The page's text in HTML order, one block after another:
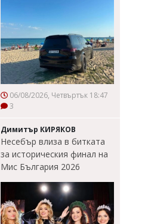
06/08/2026, Четвъртък 18:47
3
Димитър КИРЯКОВ
Несебър влиза в битката
за историческия финал на
Мис България 2026